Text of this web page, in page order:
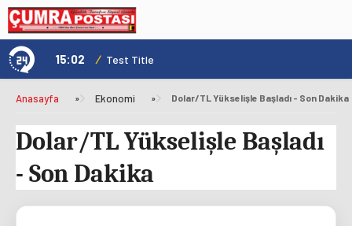
15:02 / Test Title
Anasayfa » Ekonomi » Dolar/TL Yükselişle Başladı - Son Dakika
Dolar/TL Yükselişle Başladı
- Son Dakika